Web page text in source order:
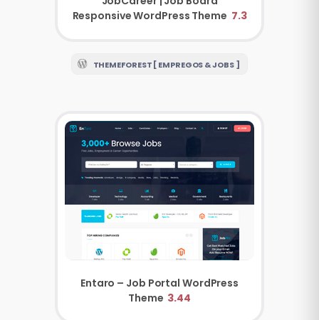
Responsive WordPress Theme 7.3
THEMEFOREST [ EMPREGOS & JOBS ]
Entaro – Job Portal WordPress
Theme 3.44